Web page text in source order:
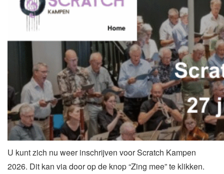
U kunt zich nu weer inschrijven voor Scratch Kampen
2026. Dit kan via door op de knop “Zing mee” te klikken.